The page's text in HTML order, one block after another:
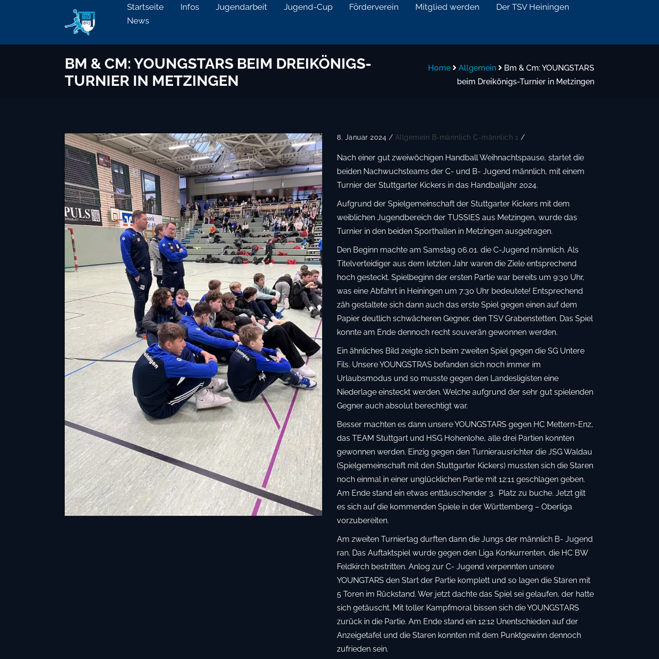
Startseite Infos Jugendarbeit Jugend-Cup Förderverein Mitglied werden
Der TSV Heiningen
News
BM & CM: YOUNGSTARS BEIM DREIKÖNIGS-
TURNIER IN METZINGEN
Home Allgemein
Bm & Cm: YOUNGSTARS
beim Dreikönigs-Turnier in Metzingen
8. Januar 2024 / Allgemein B-männlich C-männlich 1 /
Nach einer gut zweiwöchigen Handball Weihnachtspause, startet die
beiden Nachwuchsteams der C- und B- Jugend männlich, mit einem
Turnier der Stuttgarter Kickers in das Handballjahr 2024.
Aufgrund der Spielgemeinschaft der Stuttgarter Kickers mit dem
weiblichen Jugendbereich der TUSSIES aus Metzingen, wurde das
Turnier in den beiden Sporthallen in Metzingen ausgetragen.
Den Beginn machte am Samstag 06.01. die C-Jugend männlich. Als
Titelverteidiger aus dem letzten Jahr waren die Ziele entsprechend
hoch gesteckt. Spielbeginn der ersten Partie war bereits um 9:30 Uhr,
was eine Abfahrt in Heiningen um 7:30 Uhr bedeutete! Entsprechend
zäh gestaltete sich dann auch das erste Spiel gegen einen auf dem
Papier deutlich schwächeren Gegner, den TSV Grabenstetten. Das Spiel
konnte am Ende dennoch recht souverän gewonnen werden.
Ein ähnliches Bild zeigte sich beim zweiten Spiel gegen die SG Untere
Fils. Unsere YOUNGSTRAS befanden sich noch immer im
Urlaubsmodus und so musste gegen den Landesligisten eine
Niederlage einsteckt werden. Welche aufgrund der sehr gut spielenden
Gegner auch absolut berechtigt war.
Besser machten es dann unsere YOUNGSTARS gegen HC Mettern-Enz,
das TEAM Stuttgart und HSG Hohenlohe, alle drei Partien konnten
gewonnen werden. Einzig gegen den Turnierausrichter die JSG Waldau
(Spielgemeinschaft mit den Stuttgarter Kickers) mussten sich die Staren
noch einmal in einer unglücklichen Partie mit 12:11 geschlagen geben.
Am Ende stand ein etwas enttäuschender 3. Platz zu buche. Jetzt gilt
es sich auf die kommenden Spiele in der Württemberg – Oberliga
vorzubereiten.
Am zweiten Turniertag durften dann die Jungs der männlich B- Jugend
ran. Das Auftaktspiel wurde gegen den Liga Konkurrenten, die HC BW
Feldkirch bestritten. Anlog zur C- Jugend verpennten unsere
YOUNGTARS den Start der Partie komplett und so lagen die Staren mit
5 Toren im Rückstand. Wer jetzt dachte das Spiel sei gelaufen, der hatte
sich getäuscht. Mit toller Kampfmoral bissen sich die YOUNGSTARS
zurück in die Partie. Am Ende stand ein 12:12 Unentschieden auf der
Anzeigetafel und die Staren konnten mit dem Punktgewinn dennoch
zufrieden sein.